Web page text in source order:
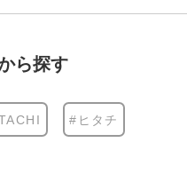
ら探す
#ヒタチ